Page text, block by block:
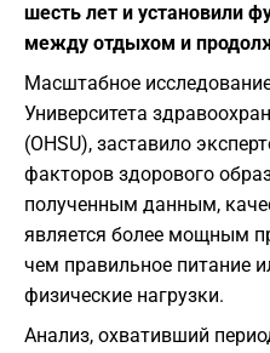
шесть лет и установили
между отдыхом и
Масштабное
Университета
(OHSU), заставило
факторов здорового
полученным данным,
является более мощным
чем правильное питание
физические нагрузки.
Анализ, охвативший